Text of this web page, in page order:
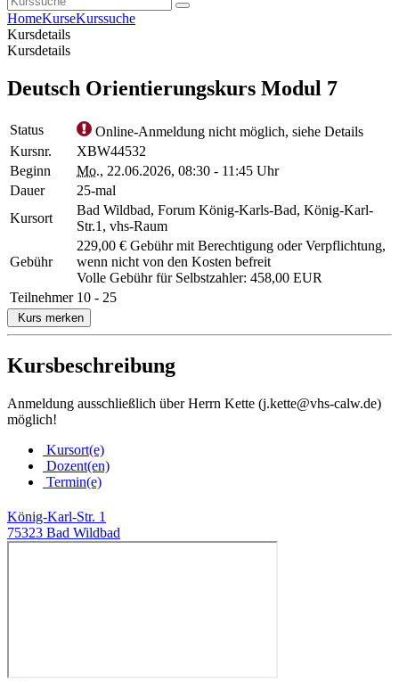
HomeKurseKurssuche
Kursdetails
Kursdetails
Deutsch Orientierungskurs Modul 7
Status
Online-Anmeldung nicht möglich, siehe Details
Kursnr.
XBW44532
Beginn
Mo., 22.06.2026, 08:30 - 11:45 Uhr
Dauer
25-mal
Kursort
Bad Wildbad, Forum König-Karls-Bad, König-Karl-
Str.1, vhs-Raum
Gebühr
229,00 € Gebühr mit Berechtigung oder Verpflichtung,
wenn nicht von den Kosten befreit
Volle Gebühr für Selbstzahler: 458,00 EUR
Teilnehmer 10 - 25
Kurs merken
Kursbeschreibung
Anmeldung ausschließlich über Herrn Kette (j.kette@vhs-calw.de)
möglich!
Kursort(e)
Dozent(en)
Termin(e)
König-Karl-Str. 1
75323 Bad Wildbad